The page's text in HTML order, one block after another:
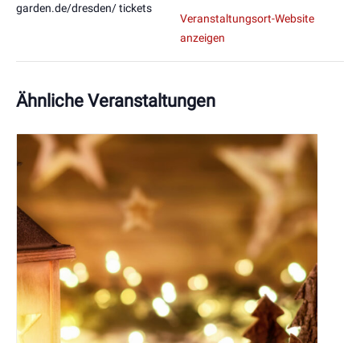
Veranstaltungsort-Website
anzeigen
garden.de/dresden/ tickets
Ähnliche Veranstaltungen